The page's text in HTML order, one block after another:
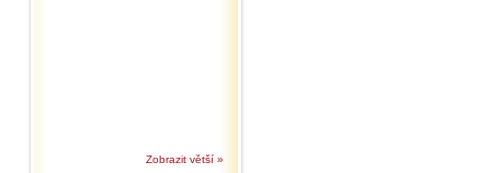
Zobrazit větší »